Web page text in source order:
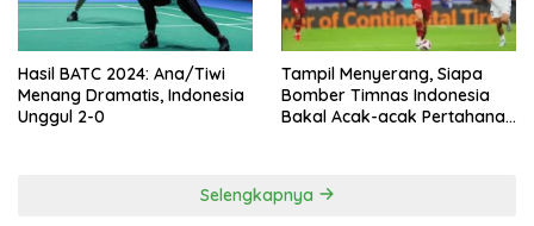
Hasil BATC 2024: Ana/Tiwi
Menang Dramatis, Indonesia
Unggul 2-0
Tampil Menyerang, Siapa
Bomber Timnas Indonesia
Bakal Acak-acak Pertahanan
Selengkapnya